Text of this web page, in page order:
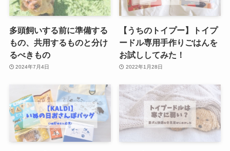
多頭飼いする前に準備する
もの、共用するものと分け
るべきもの
2024年7月4日
【うちのトイプー】トイプ
ードル専用手作りごはんを
お試ししてみた！
2022年1月28日